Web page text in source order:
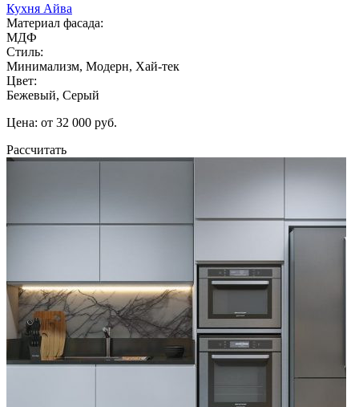
Кухня Айва
Материал фасада:
МДФ
Стиль:
Минимализм, Модерн, Хай-тек
Цвет:
Бежевый, Серый
Цена: от 32 000 руб.
Рассчитать